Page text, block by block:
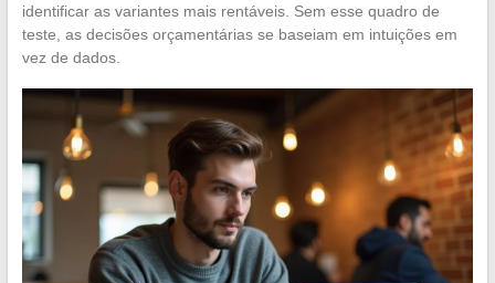
identificar as variantes mais rentáveis. Sem esse quadro de
teste, as decisões orçamentárias se baseiam em intuições em
vez de dados.